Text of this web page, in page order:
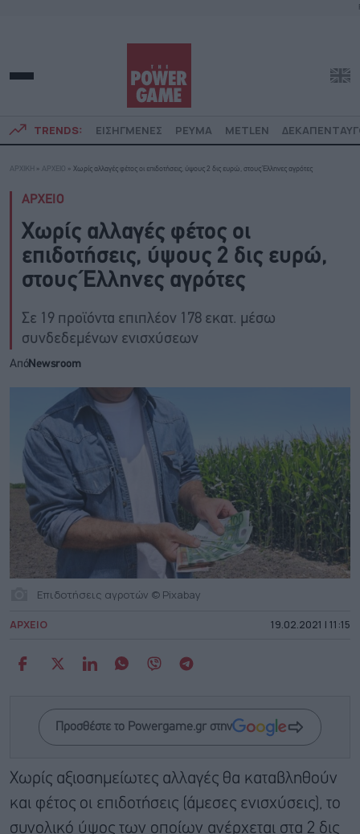
TRENDS: ΕΙΣΗΓΜΕΝΕΣ ΡΕΥΜΑ METLEN
ΑΡΧΙΚΗ » ΑΡΧΕΙΟ » Χωρίς αλλαγές φέτος οι επιδοτήσεις, ύψους 2 δις ευρώ, στους Έλληνες αγρότες
ΑΡΧΕΙΟ
Χωρίς αλλαγές φέτος οι
επιδοτήσεις, ύψους 2 δις ευρώ,
στους Έλληνες αγρότες
Σε 19 προϊόντα επιπλέον 178 εκατ. μέσω
συνδεδεμένων ενισχύσεων
ΑπόNewsroom
Επιδοτήσεις αγροτών © Pixabay
ΑΡΧΕΙΟ 19.02.2021 | 11:15
Προσθέστε το Powergame.gr στην
Χωρίς αξιοσημείωτες αλλαγές θα καταβληθούν
και φέτος οι επιδοτήσεις (άμεσες ενισχύσεις), το
συνολικό ύψος των οποίων ανέρχεται στα 2 δις